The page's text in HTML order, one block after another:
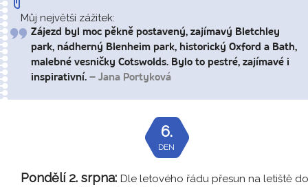
Můj největší zážitek:
Zájezd byl moc pěkně postavený, zajímavý Bletchley
park, nádherný Blenheim park, historický Oxford a Bath,
malebné vesničky Cotswolds. Bylo to pestré, zajímavé i
inspirativní. – Jana Portyková
6.
DEN
Pondělí 2. srpna: Dle letového řádu přesun na letiště do